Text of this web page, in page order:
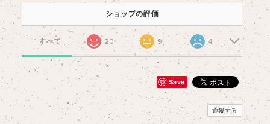
ショップの評価
すべて 20 9 4
Save
通報する